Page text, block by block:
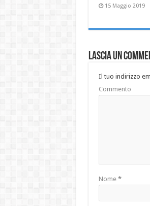
15 Maggio 2019
Lascia un
Il tuo indirizzo
Commento
Nome *